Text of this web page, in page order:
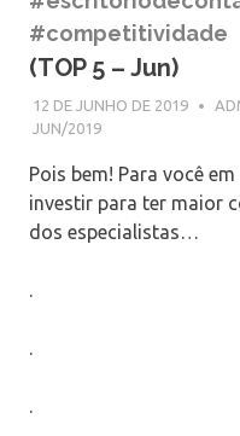
#competitividade
(TOP 5 – Jun)
12 DE JUNHO DE 2019
JUN/2019
Pois bem! Para você
investir para ter maior
dos especialistas…
.
.
.